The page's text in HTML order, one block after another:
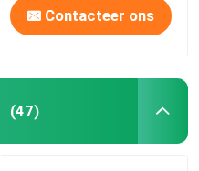
Contacteer ons
(47)